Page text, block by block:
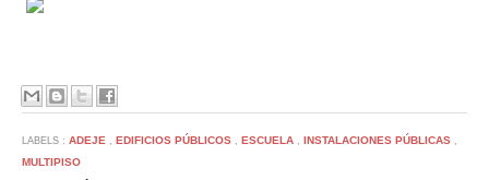
LABELS : ADEJE , EDIFICIOS PÚBLICOS , ESCUELA , INSTALACIONES PÚBLICAS ,
MULTIPISO